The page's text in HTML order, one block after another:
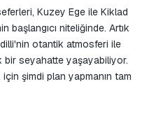
Kuzey Ege ile Kiklad
başlangıcı niteliğinde. Artık
otantik atmosferi ile
seyahatte yaşayabiliyor.
şimdi plan yapmanın tam